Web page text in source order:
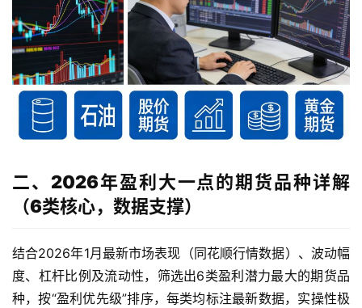
二、2026年盈利大一点的期货品种详解
（6类核心，数据支撑）
结合2026年1月最新市场表现（同花顺行情数据）、波动幅
度、杠杆比例及流动性，筛选出6类盈利潜力最大的期货品
种，按“盈利优先级”排序，每类均标注最新数据，实操性极